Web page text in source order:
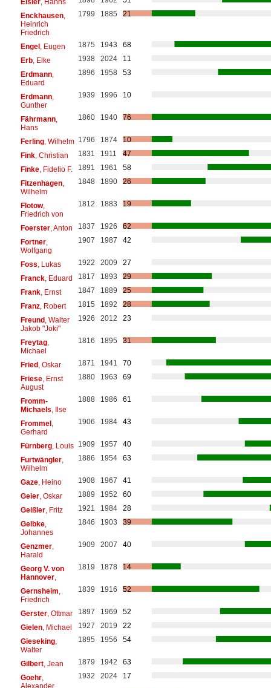
Eisler, Hanns
Enckhausen,
Heinrich
Friedrich
1799 1885 21
Engel, Eugen 1875 1943
68
Erb, Elke 1938 2024
11
Erdmann,
Eduard
1896 1958 53
Erdmann,
Gunther
1939 1996 10
Fährmann,
Hans
1860 1940 76
Ferling, Wilhelm 1796 1874
10
Fink, Christian 1831 1911
47
Finke, Fidelio F. 1891 1961
58
Fitzenhagen,
Wilhelm
1848 1890 26
Flotow,
Friedrich von
1812 1883 19
Foerster, Anton 1837 1926
62
Fortner,
Wolfgang
1907 1987 42
Foss, Lukas 1922 2009
27
Franck, Eduard 1817 1893
29
Frank, Ernst 1847 1889
25
Franz, Robert 1815 1892
28
Freund, Walter
Jakob "Joki"
1926 2012 23
Freytag,
Michael
1816 1895 31
Fried, Oskar 1871 1941
70
Friese, Ernst
August
1880 1963 69
Fromm-
Michaels, Ilse
1888 1986 61
Frommel,
Gerhard
1906 1984 43
Fürnberg, Louis 1909 1957
40
Furtwängler,
Wilhelm
1886 1954 63
Gaze, Heino 1908 1967
41
Geier, Oskar 1889 1952
60
Geißler, Fritz 1921 1984
28
Gelbke,
Johannes
1846 1903 39
Genzmer,
Harald
1909 2007 40
Georg V. von
Hannover,
1819 1878 14
Gernsheim,
Friedrich
1839 1916 52
Gerster, Ottmar 1897 1969
52
Gielen, Michael 1927 2019
22
Gieseking,
Walter
1895 1956 54
Gilbert, Jean 1879 1942
63
Goehr,
Alexander
1932 2024 17